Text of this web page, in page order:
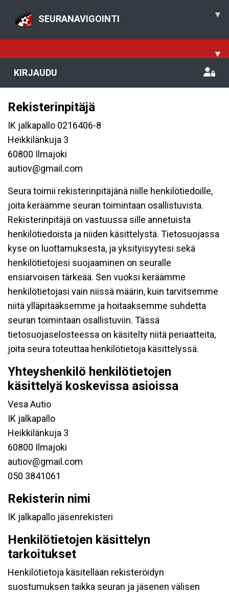
SEURANAVIGOINTI ▾
▾
KIRJAUDU
Rekisterinpitäjä
IK jalkapallo 0216406-8
Heikkilänkuja 3
60800 Ilmajoki
autiov@gmail.com
Seura toimii rekisterinpitäjänä niille henkilötiedoille,
joita keräämme seuran toimintaan osallistuvista.
Rekisterinpitäjä on vastuussa sille annetuista
henkilötiedoista ja niiden käsittelystä. Tietosuojassa
kyse on luottamuksesta, ja yksityisyytesi sekä
henkilötietojesi suojaaminen on seuralle
ensiarvoisen tärkeää. Sen vuoksi keräämme
henkilötietojasi vain niissä määrin, kuin tarvitsemme
niitä ylläpitääksemme ja hoitaaksemme suhdetta
seuran toimintaan osallistuviin. Tässä
tietosuojaselosteessa on käsitelty niitä periaatteita,
joita seura toteuttaa henkilötietoja käsittelyssä.
Yhteyshenkilö henkilötietojen
käsittelyä koskevissa asioissa
Vesa Autio
IK jalkapallo
Heikkilänkuja 3
60800 Ilmajoki
autiov@gmail.com
050 3841061
Rekisterin nimi
IK jalkapallo jäsenrekisteri
Henkilötietojen käsittelyn
tarkoitukset
Henkilötietoja käsitellään rekisteröidyn
suostumuksen taikka seuran ja jäsenen välisen